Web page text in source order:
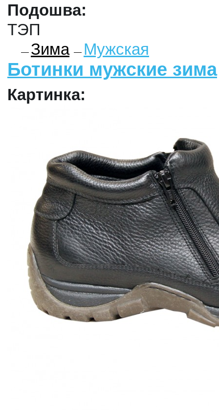
Подошва:
ТЭП
Зима
Мужская
Ботинки мужские зима
Картинка: